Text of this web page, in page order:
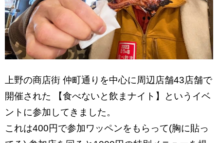
上野の商店街 仲町通りを中心に周辺店舗43店舗で
開催された 【食べないと飲まナイト】というイベ
ントに参加してきました。
これは400円で参加ワッペンをもらって(胸に貼っ